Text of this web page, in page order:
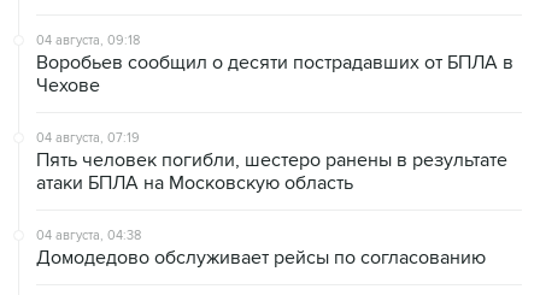
04 августа, 09:18
Воробьев сообщил о десяти пострадавших от БПЛА в
Чехове
04 августа, 07:19
Пять человек погибли, шестеро ранены в результате
атаки БПЛА на Московскую область
04 августа, 04:38
Домодедово обслуживает рейсы по согласованию